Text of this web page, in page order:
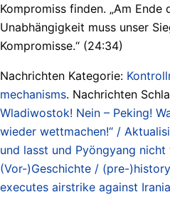
Kompromiss finden. „Am Ende
Unabhängigkeit muss unser
Kompromisse.“ (24:34)
Nachrichten Kategorie:
mechanisms. Nachrichten
Wladiwostok! Nein – Peking!
wieder wettmachen!“ /
und lasst und Pyöngyang nicht
(Vor-)Geschichte / (pre-)history
executes airstrike against